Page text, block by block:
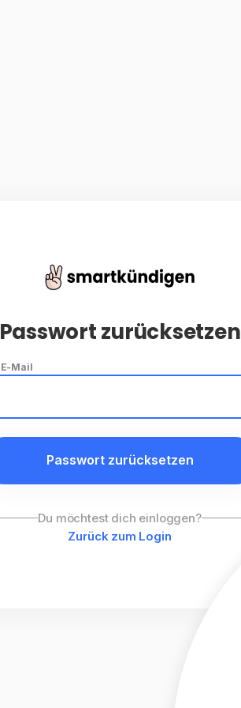
Passwort zurücksetzen
E-Mail
Passwort zurücksetzen
Du möchtest dich einloggen?
Zurück zum Login